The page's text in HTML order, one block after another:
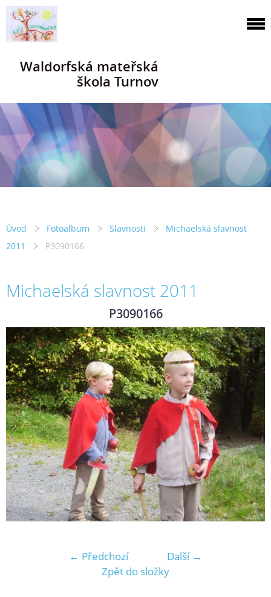
Waldorfská mateřská
škola Turnov
Úvod Fotoalbum Slavnosti
Michaelská slavnost
2011
P3090166
Michaelská slavnost 2011
P3090166
← Předchozí
Další →
Zpět do složky